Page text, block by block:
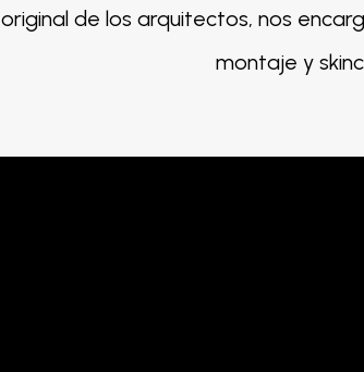
original de los arquitectos, nos
montaje y